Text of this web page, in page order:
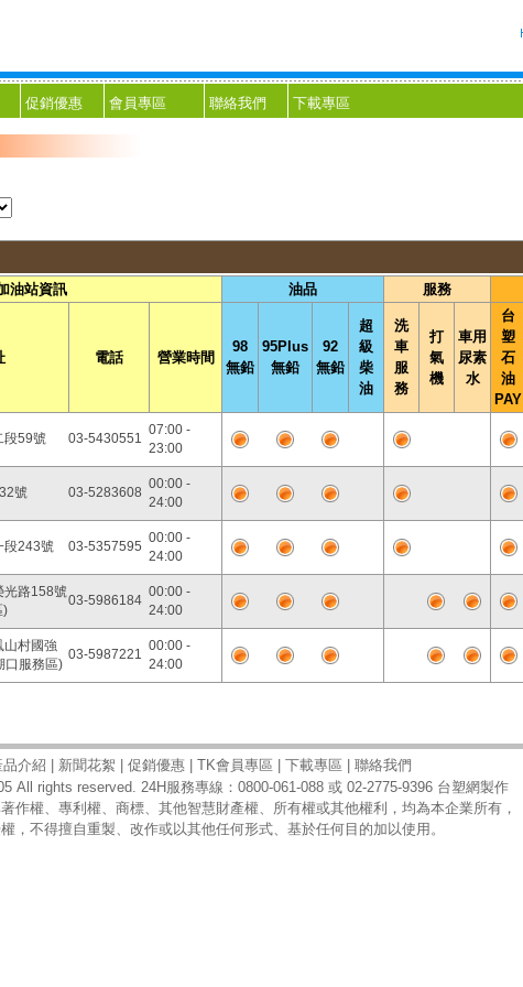
促銷優惠 會員專區 聯絡我們 下載專區
油站資訊
油品 服務
電話 營業時間
98
無鉛
95Plus
無鉛
92
無鉛
超
級
柴
油
洗
車
服
務
打
氣
機
車用
尿素
水
台
塑
石
油
PAY
段59號 03-5430551
07:00 -
23:00
號 03-5283608
00:00 -
24:00
段243號 03-5357595
00:00 -
24:00
光路158號
)
03-5986184
00:00 -
24:00
山村國強
口服務區)
03-5987221
00:00 -
24:00
品介紹 新聞花絮 促銷優惠| TK會員專區 下載專區
聯絡我們
All rights reserved. 24H服務專線：0800-061-088 或 02-2775-9396台塑網製作
作權、專利權、商標、其他智慧財產權、所有權或其他權利，均為本企業所有，
，不得擅自重製、改作或以其他任何形式、基於任何目的加以使用。